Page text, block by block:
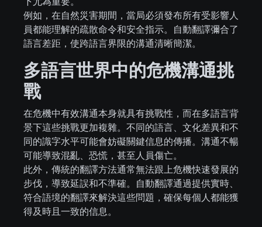
例如，在自然災害期間，當局必須發布所有受影響人
員都能理解的疏散命令和安全指示。自動翻譯彌合了
語言差距，使跨語言界限的溝通清晰簡潔。
多語言世界中的危機溝通挑
戰
在危機中有效溝通本身就具有挑戰性，而在多語言背
景下這些挑戰更加複雜。不同的語言、文化差異和不
同的識字水平可能會妨礙關鍵信息的傳播。溝通不暢
可能導致混亂、恐慌，甚至人員傷亡。
此外，傳統的翻譯方法通常無法跟上危機快速發展的
步伐，導致延誤和不準確。自動翻譯通過提供實時、
符合語境的翻譯來解決這些問題，確保每個人都能獲
得及時且一致的信息。